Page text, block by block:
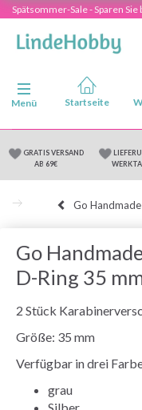
Spätsommer-Sale - Sparen
Anzeige ändern
Menü
GRATIS VERSAND
AB 69€
Go Handmade
Go
D-Ring 35
2 Stück
Größe: 35 mm
Verfügbar in drei
grau